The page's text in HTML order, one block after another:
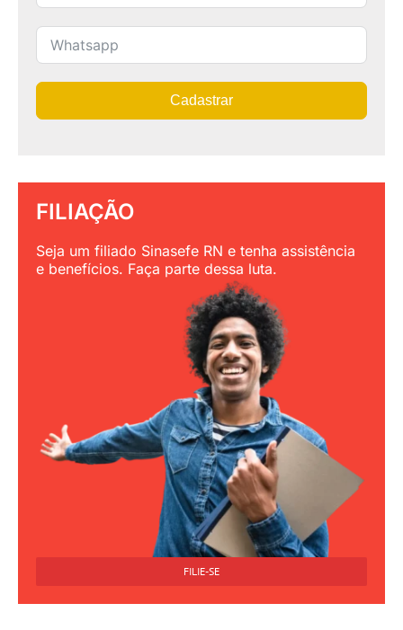
Cadastrar
FILIAÇÃO
Seja um filiado Sinasefe RN e tenha assistência
e benefícios. Faça parte dessa luta.
FILIE-SE